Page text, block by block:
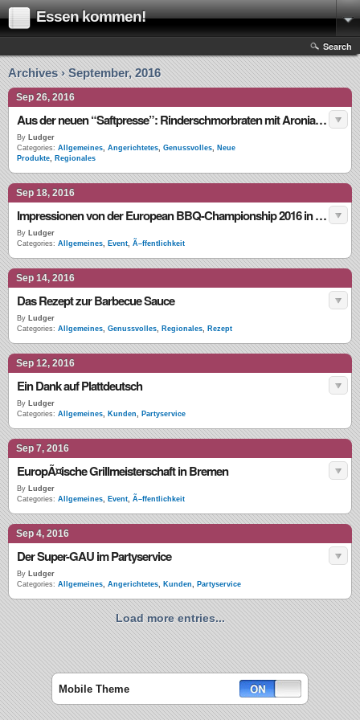
Essen kommen!
Search
Archives › September, 2016
Sep 26, 2016
Aus der neuen “Saftpresse”: Rinderschmorbraten mit Aroniasaft
By Ludger
Categories: Allgemeines, Angerichtetes, Genussvolles, Neue
Produkte, Regionales
Sep 18, 2016
Impressionen von der European BBQ-Championship 2016 in Bremen
By Ludger
Categories: Allgemeines, Event, Ã–ffentlichkeit
Sep 14, 2016
Das Rezept zur Barbecue Sauce
By Ludger
Categories: Allgemeines, Genussvolles, Regionales, Rezept
Sep 12, 2016
Ein Dank auf Plattdeutsch
By Ludger
Categories: Allgemeines, Kunden, Partyservice
Sep 7, 2016
EuropÃ¤ische Grillmeisterschaft in Bremen
By Ludger
Categories: Allgemeines, Event, Ã–ffentlichkeit
Sep 4, 2016
Der Super-GAU im Partyservice
By Ludger
Categories: Allgemeines, Angerichtetes, Kunden, Partyservice
Load more entries...
Mobile Theme